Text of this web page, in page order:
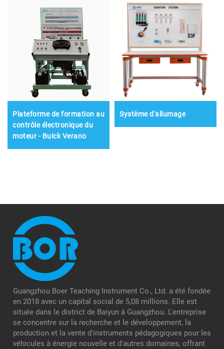
Plateforme de formation au
contrôle électronique du
moteur - Buick Verano
Système d'allumage
Guangzhou Boer Teaching Instrument Co., Ltd. a été fondée
en 2018 avec un capital social de 5,08 millions. Elle est
située dans le district de Baiyun à Guangzhou. L'entreprise
se concentre sur la recherche et le développement, la
production et la vente d'instruments pédagogiques pour les
véhicules à énergie nouvelle et d'autres domaines, offrant